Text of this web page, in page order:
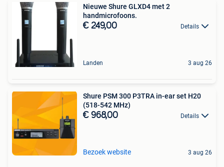
Nieuwe Shure GLXD4 met 2
handmicrofoons.
€ 249,00 Details
Landen 3 aug 26
Shure PSM 300 P3TRA in-ear set H20
(518-542 MHz)
€ 968,00 Details
Bezoek website 3 aug 26